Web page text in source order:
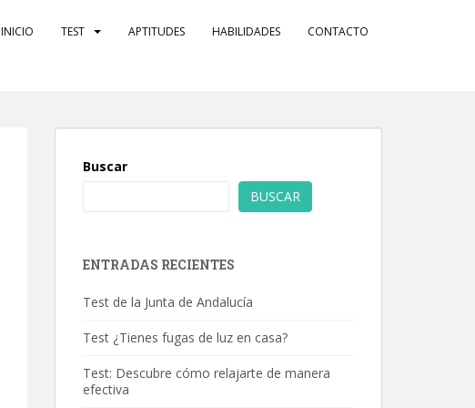
INICIO TEST APTITUDES HABILIDADES CONTACTO
Buscar
BUSCAR
ENTRADAS RECIENTES
Test de la Junta de Andalucía
Test ¿Tienes fugas de luz en casa?
Test: Descubre cómo relajarte de manera
efectiva